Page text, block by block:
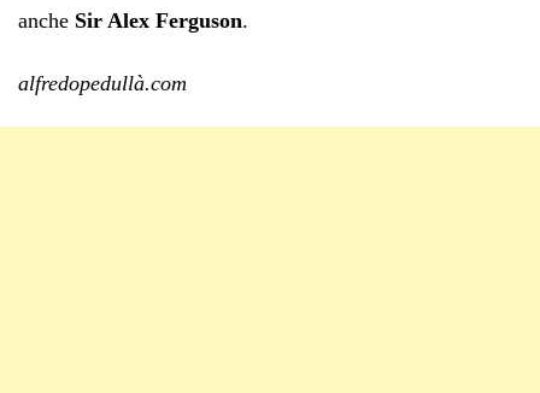
anche Sir Alex Ferguson.
alfredopedullà.com